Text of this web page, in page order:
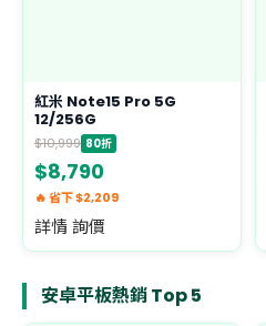
紅米 Note15 Pro 5G
12/256G
$10,999 80折
$8,790
🔥 省下 $2,209
詳情 詢價
安卓平板熱銷 Top 5